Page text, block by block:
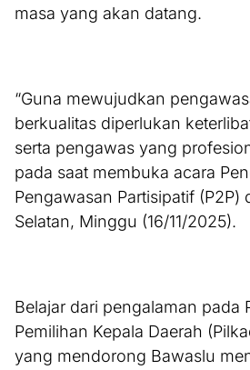
masa yang akan datang.
“Guna mewujudkan
berkualitas diperlukan
serta pengawas yang
pada saat membuka acara
Pengawasan Partisipatif (P2P)
Selatan, Minggu (16/11/2025).
Belajar dari pengalaman pada
Pemilihan Kepala Daerah
yang mendorong Bawaslu